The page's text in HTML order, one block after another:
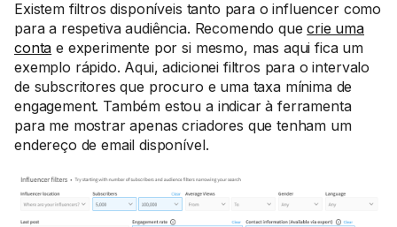
Existem filtros disponíveis tanto para o influencer como
para a respetiva audiência. Recomendo quecrie uma
conta e experimente por si mesmo, mas aqui fica um
exemplo rápido. Aqui, adicionei filtros para o intervalo
de subscritores que procuro e uma taxa mínima de
engagement. Também estou a indicar à ferramenta
para me mostrar apenas criadores que tenham um
endereço de email disponível.